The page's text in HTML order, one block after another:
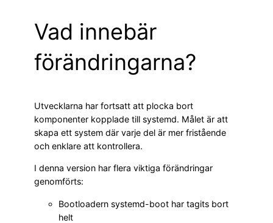
Vad innebär
förändringarna?
Utvecklarna har fortsatt att plocka bort
komponenter kopplade till systemd. Målet är att
skapa ett system där varje del är mer fristående
och enklare att kontrollera.
I denna version har flera viktiga förändringar
genomförts:
Bootloadern systemd-boot har tagits bort
helt